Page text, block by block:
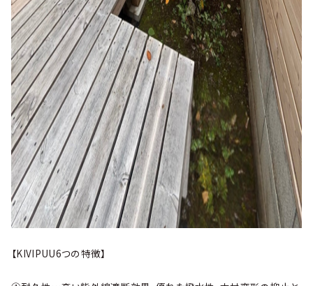
【KIVIPUU6つの特徴】